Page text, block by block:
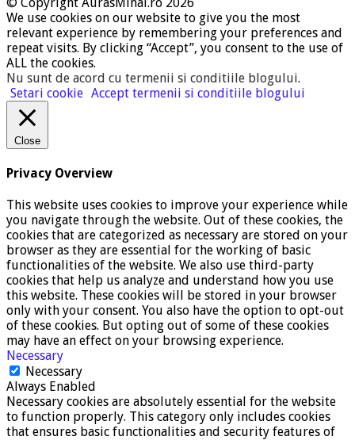
We use cookies on our website to give you the most
relevant experience by remembering your preferences and
repeat visits. By clicking “Accept”, you consent to the use of
ALL the cookies.
Nu sunt de acord cu termenii si conditiile blogului.
Setari cookie Accept termenii si conditiile blogului
Close
Privacy Overview
This website uses cookies to improve your experience while
you navigate through the website. Out of these cookies, the
cookies that are categorized as necessary are stored on your
browser as they are essential for the working of basic
functionalities of the website. We also use third-party
cookies that help us analyze and understand how you use
this website. These cookies will be stored in your browser
only with your consent. You also have the option to opt-out
of these cookies. But opting out of some of these cookies
may have an effect on your browsing experience.
Necessary
Necessary
Always Enabled
Necessary cookies are absolutely essential for the website
to function properly. This category only includes cookies
that ensures basic functionalities and security features of